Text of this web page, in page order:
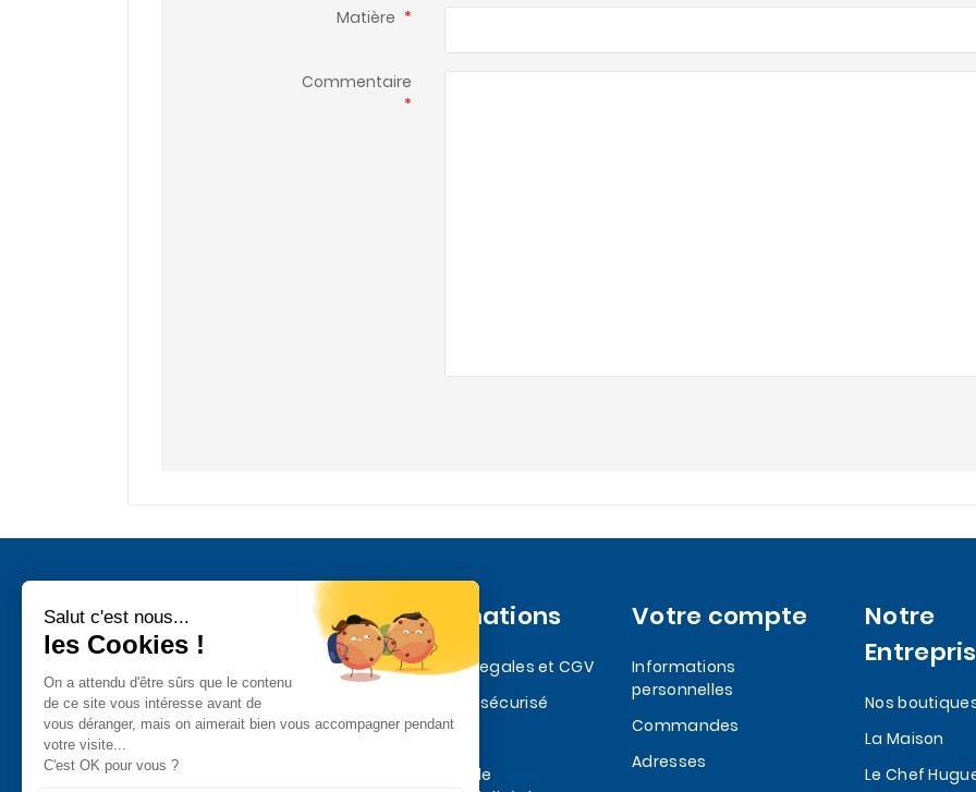
Matière *
Commentaire
*
Quatre siècles de Praslines et de
chocolat depuis 1636
Informations
Mentions legales et CGV
Paiement sécurisé
Livraison
Politique de
Votre compte
Informations
personnelles
Commandes
Adresses
Notre
Nos
La Maison
Le Chef